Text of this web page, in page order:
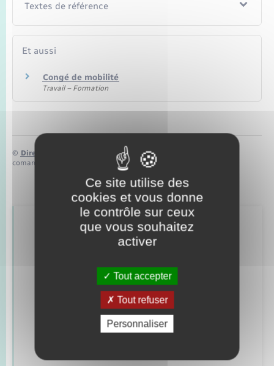
Textes de référence
Et aussi
Congé de mobilité
Travail – Formation
© Direction de l’information légale et administrative
comarquage developpé par
baseo.io
Retrouvez aussi
Concessions funéraires
Documents d’identité
Elections et citoyenneté
Ce site utilise des
cookies et vous donne
le contrôle sur ceux
que vous souhaitez
activer
Tout accepter
Tout refuser
Personnaliser